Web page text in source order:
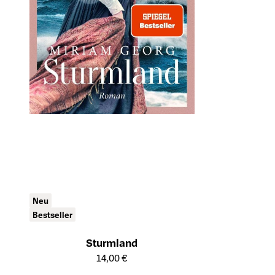
Neu
Bestseller
Sturmland
Öffnet die Detailseite des Produkts
14,00 €